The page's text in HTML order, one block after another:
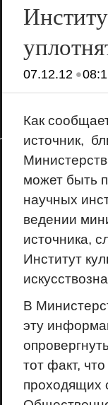
07.12.12•
Как
источник,
может быть
научных
ведении
источника,
Институт
В
эту
тот факт,
проходящих